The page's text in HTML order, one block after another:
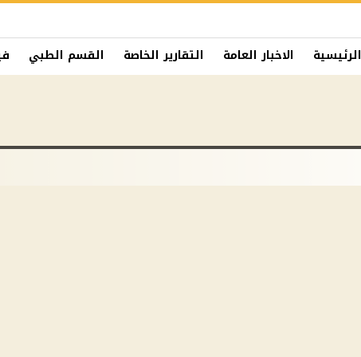
الرئيسية الاخبار العامة التقارير الخاصة القسم الطبي